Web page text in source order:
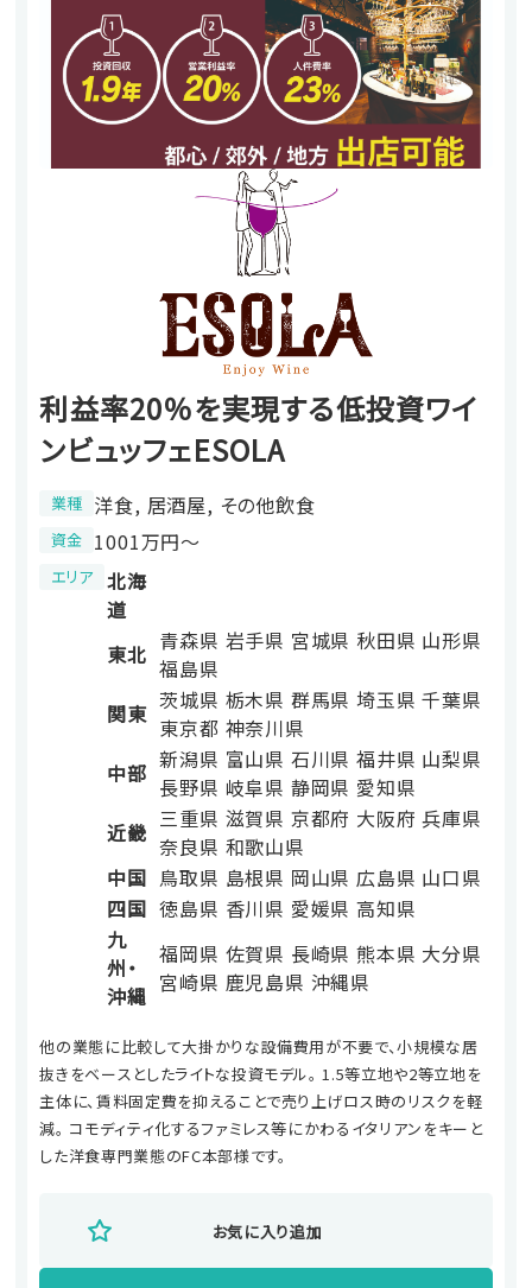
利益率20％を実現する低投資ワイ
ンビュッフェESOLA
業種 洋食, 居酒屋, その他飲食
資金 1001万円〜
エリア
北海
道
東北 青森県 岩手県 宮城県 秋田県 山形県
福島県
関東 茨城県 栃木県 群馬県 埼玉県 千葉県
東京都 神奈川県
中部 新潟県 富山県 石川県 福井県 山梨県
長野県 岐阜県 静岡県 愛知県
近畿 三重県 滋賀県 京都府 大阪府 兵庫県
奈良県 和歌山県
中国 鳥取県 島根県 岡山県 広島県 山口県
四国 徳島県 香川県 愛媛県 高知県
九
州・
沖縄
福岡県 佐賀県 長崎県 熊本県 大分県
宮崎県 鹿児島県 沖縄県
他の業態に比較して大掛かりな設備費用が不要で、小規模な居
抜きをベースとしたライトな投資モデル。 1.5等立地や2等立地を
主体に、賃料固定費を抑えることで売り上げロス時のリスクを軽
減。 コモディティ化するファミレス等にかわるイタリアンをキーと
した洋食専門業態のFC本部様です。
お気に入り追加